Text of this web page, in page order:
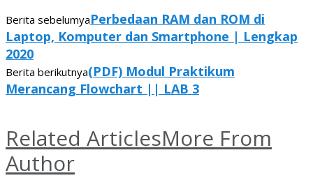
Berita sebelumyaPerbedaan RAM dan ROM di
Laptop, Komputer dan Smartphone | Lengkap
2020
Berita berikutnya(PDF) Modul Praktikum
Merancang Flowchart || LAB 3
Related ArticlesMore From
Author